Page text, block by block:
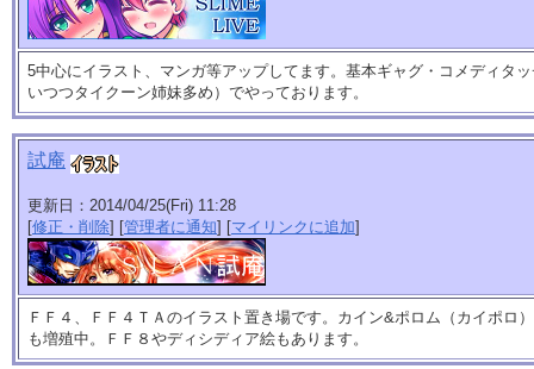
5中心にイラスト、マンガ等アップしてます。基本ギャグ・コメディタ
いつつタイクーン姉妹多め）でやっております。
試庵
更新日：2014/04/25(Fri) 11:28
[修正・削除] [管理者に通知] [マイリンクに追加]
ＦＦ４、ＦＦ４ＴＡのイラスト置き場です。カイン&ポロム（カイポロ
も増殖中。ＦＦ８やディシディア絵もあります。